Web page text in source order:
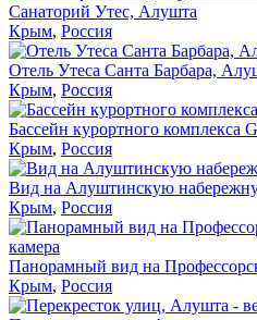
Санаторий Утес, Алушта
Крым, Россия
Отель Утеса Санта Барбара,
Крым, Россия
Бассейн курортного комплекса
Крым, Россия
Вид на Алуштинскую
Крым, Россия
Панорамный вид на
Крым, Россия